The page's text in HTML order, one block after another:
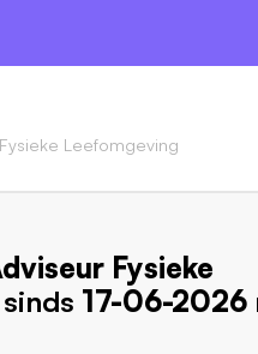
Leefomgeving
Fysieke
17-06-2026